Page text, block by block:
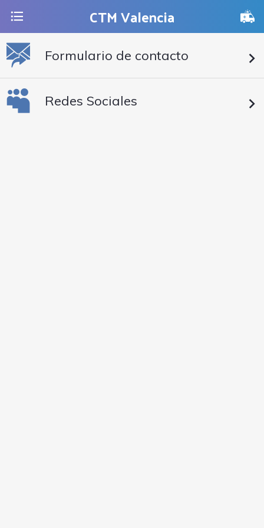
CTM Valencia
Formulario de contacto
Redes Sociales